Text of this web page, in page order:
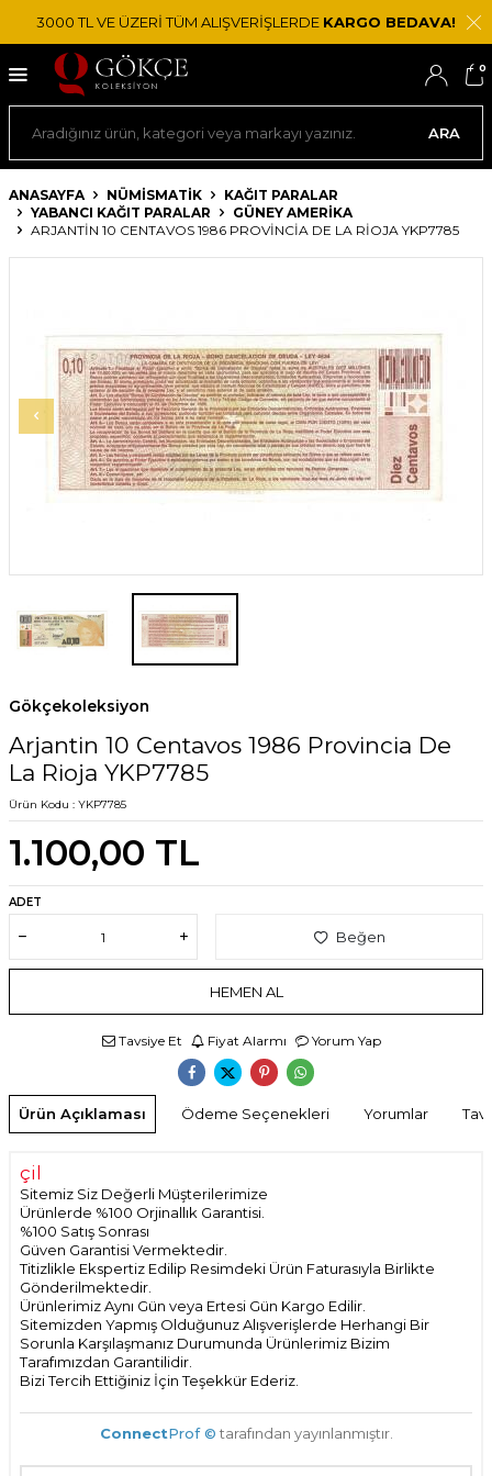
3000 TL VE ÜZERİ TÜM ALIŞVERİŞLERDE KARGO BEDAVA!
ARA
0
ANASAYFA NÜMİSMATİK
KAĞIT PARALAR
YABANCI KAĞIT PARALAR
GÜNEY AMERIKA
ARJANTIN 10 CENTAVOS 1986 PROVINCIA DE LA RIOJA YKP7785
Gökçekoleksiyon
Arjantin 10 Centavos 1986 Provincia De
La Rioja YKP7785
Ürün Kodu : YKP7785
1.100,00 TL
ADET
Beğen
HEMEN AL
Tavsiye Et Fiyat Alarmı Yorum Yap
Ürün Açıklaması Ödeme Seçenekleri Yorumlar
çil
Sitemiz Siz Değerli Müşterilerimize
Ürünlerde %100 Orjinallık Garantisi.
%100 Satış Sonrası
Güven Garantisi Vermektedir.
Titizlikle Ekspertiz Edilip Resimdeki Ürün Faturasıyla Birlikte
Gönderilmektedir.
Ürünlerimiz Aynı Gün veya Ertesi Gün Kargo Edilir.
Sitemizden Yapmış Olduğunuz Alışverişlerde Herhangi Bir
Sorunla Karşılaşmanız Durumunda Ürünlerimiz Bizim
Tarafımızdan Garantilidir.
Bizi Tercih Ettiğiniz İçin Teşekkür Ederiz.
ConnectProf © tarafından yayınlanmıştır.